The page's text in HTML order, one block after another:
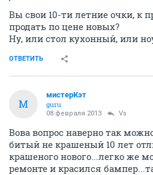
Вы свои 10-ти летние очки, к
продать по цене новых?
Ну, или стол кухонный, или
ОТВЕТИТЬ
М
мистерКэт
guru
08 февраля 2013 Vs
Вова вопрос наверно так
битый не крашеный 10 лет
крашеного нового...легко же
ремонте и красился